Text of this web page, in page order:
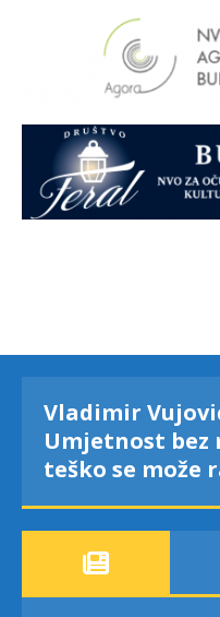
Vladimir
Umjetnost bez
teško se može